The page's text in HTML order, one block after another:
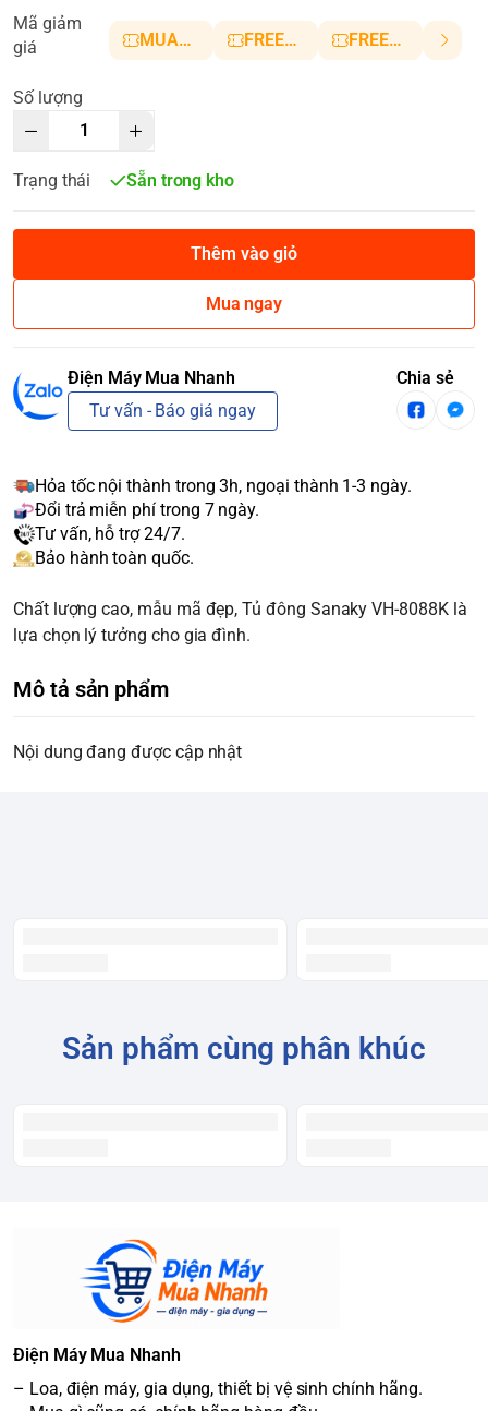
Mã giảm
giá
MUANHANH01 FREESHIP5 FREESHIP10
Số lượng
Trạng thái Sẵn trong kho
Thêm vào giỏ
Mua ngay
Điện Máy Mua Nhanh
Tư vấn - Báo giá ngay
Chia sẻ
Hỏa tốc nội thành trong 3h, ngoại thành 1-3 ngày.
Đổi trả miễn phí trong 7 ngày.
Tư vấn, hỗ trợ 24/7.
Bảo hành toàn quốc.
Chất lượng cao, mẫu mã đẹp, Tủ đông Sanaky VH-8088K là
lựa chọn lý tưởng cho gia đình.
Mô tả sản phẩm
Nội dung đang được cập nhật
Sản phẩm cùng phân khúc
Điện Máy Mua Nhanh
– Loa, điện máy, gia dụng, thiết bị vệ sinh chính hãng.